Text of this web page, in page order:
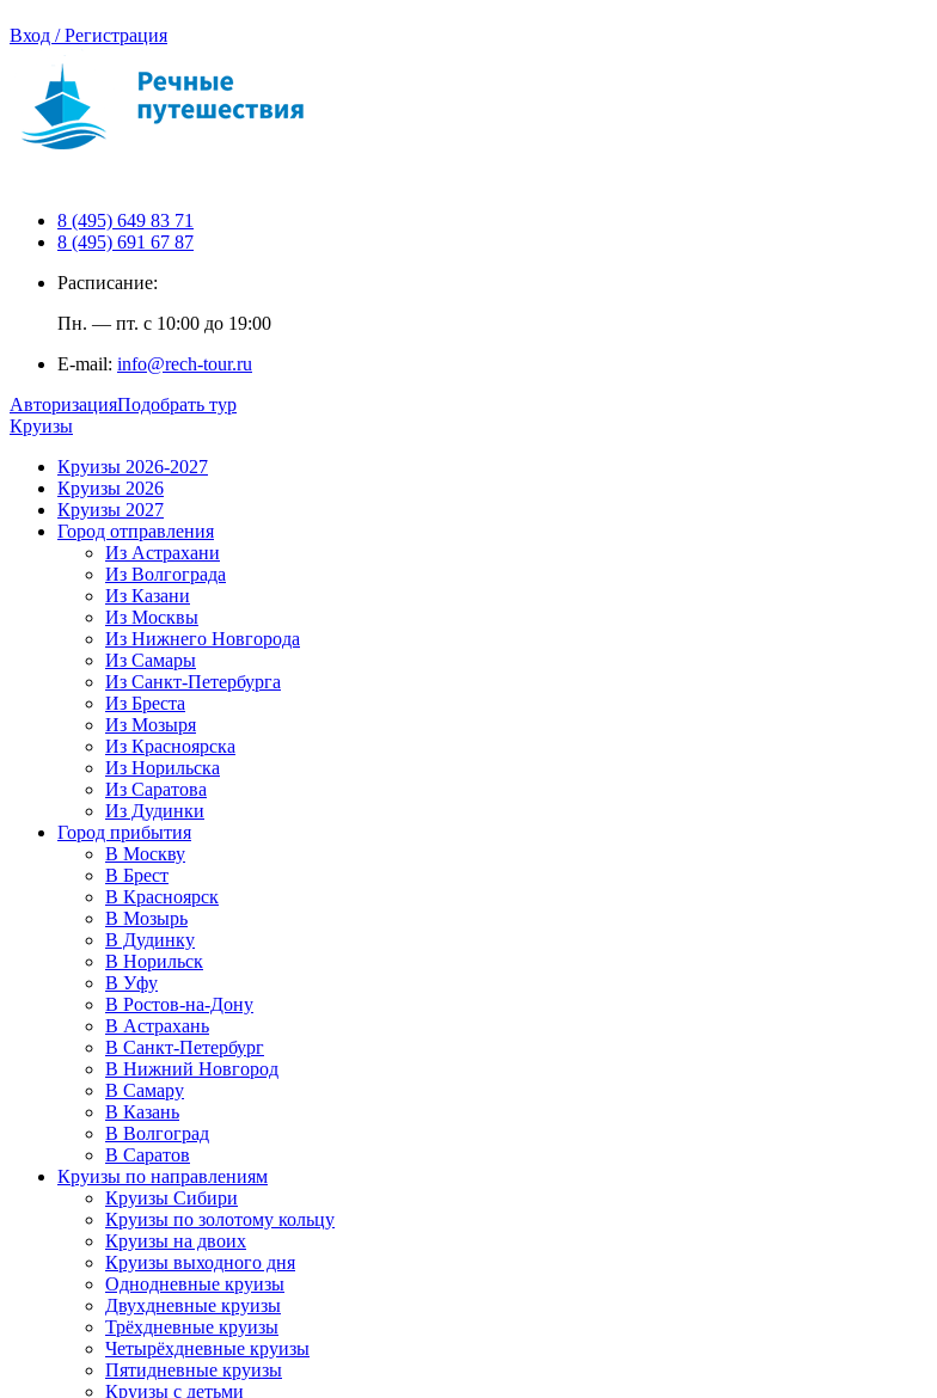
Вход / Регистрация
8 (495) 649 83 71
8 (495) 691 67 87
Расписание:
Пн. — пт. с 10:00 до 19:00
E-mail: info@rech-tour.ru
АвторизацияПодобрать тур
Круизы
Круизы 2026-2027
Круизы 2026
Круизы 2027
Город отправления
Из Астрахани
Из Волгограда
Из Казани
Из Москвы
Из Нижнего Новгорода
Из Самары
Из Санкт-Петербурга
Из Бреста
Из Мозыря
Из Красноярска
Из Норильска
Из Саратова
Из Дудинки
Город прибытия
В Москву
В Брест
В Красноярск
В Мозырь
В Дудинку
В Норильск
В Уфу
В Ростов-на-Дону
В Астрахань
В Санкт-Петербург
В Нижний Новгород
В Самару
В Казань
В Волгоград
В Саратов
Круизы по направлениям
Круизы Сибири
Круизы по золотому кольцу
Круизы на двоих
Круизы выходного дня
Однодневные круизы
Двухдневные круизы
Трёхдневные круизы
Четырёхдневные круизы
Пятидневные круизы
Круизы с детьми